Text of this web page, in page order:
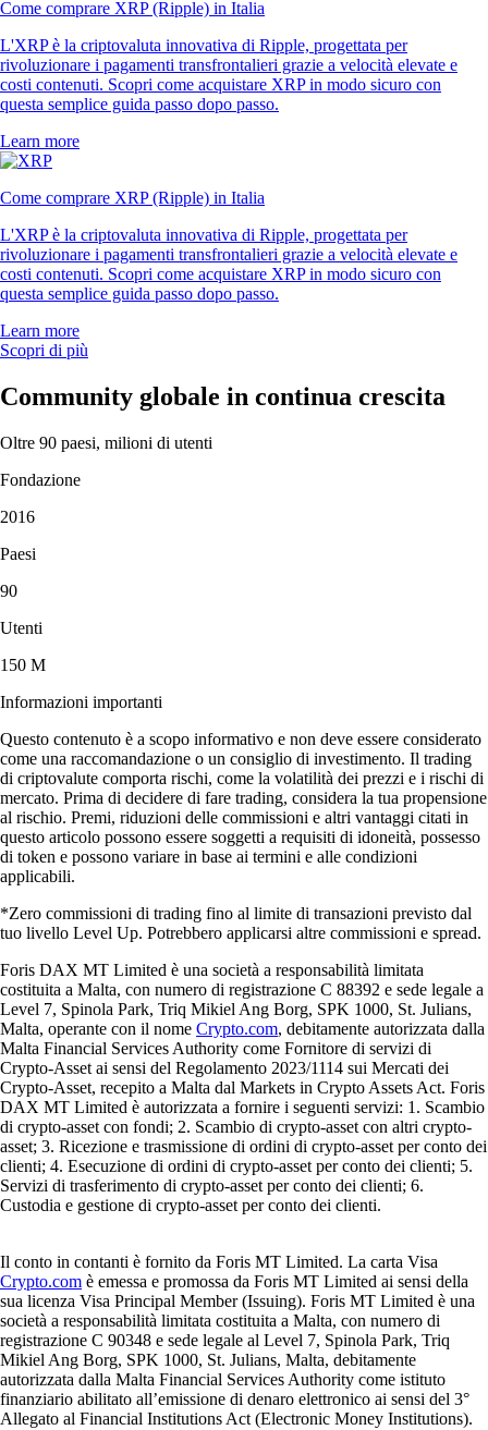
Come comprare XRP (Ripple) in Italia
L'XRP è la criptovaluta innovativa di Ripple, progettata per
rivoluzionare i pagamenti transfrontalieri grazie a velocità elevate e
costi contenuti. Scopri come acquistare XRP in modo sicuro con
questa semplice guida passo dopo passo.
Learn more
Come comprare XRP (Ripple) in Italia
L'XRP è la criptovaluta innovativa di Ripple, progettata per
rivoluzionare i pagamenti transfrontalieri grazie a velocità elevate e
costi contenuti. Scopri come acquistare XRP in modo sicuro con
questa semplice guida passo dopo passo.
Learn more
Scopri di più
Community globale in continua crescita
Oltre 90 paesi, milioni di utenti
Fondazione
2016
Paesi
90
Utenti
150 M
Informazioni importanti
Questo contenuto è a scopo informativo e non deve essere considerato
come una raccomandazione o un consiglio di investimento. Il trading
di criptovalute comporta rischi, come la volatilità dei prezzi e i rischi di
mercato. Prima di decidere di fare trading, considera la tua propensione
al rischio. Premi, riduzioni delle commissioni e altri vantaggi citati in
questo articolo possono essere soggetti a requisiti di idoneità, possesso
di token e possono variare in base ai termini e alle condizioni
applicabili.
*Zero commissioni di trading fino al limite di transazioni previsto dal
tuo livello Level Up. Potrebbero applicarsi altre commissioni e spread.
Foris DAX MT Limited è una società a responsabilità limitata
costituita a Malta, con numero di registrazione C 88392 e sede legale a
Level 7, Spinola Park, Triq Mikiel Ang Borg, SPK 1000, St. Julians,
Malta, operante con il nome Crypto.com, debitamente autorizzata dalla
Malta Financial Services Authority come Fornitore di servizi di
Crypto-Asset ai sensi del Regolamento 2023/1114 sui Mercati dei
Crypto-Asset, recepito a Malta dal Markets in Crypto Assets Act. Foris
DAX MT Limited è autorizzata a fornire i seguenti servizi: 1. Scambio
di crypto-asset con fondi; 2. Scambio di crypto-asset con altri crypto-
asset; 3. Ricezione e trasmissione di ordini di crypto-asset per conto dei
clienti; 4. Esecuzione di ordini di crypto-asset per conto dei clienti; 5.
Servizi di trasferimento di crypto-asset per conto dei clienti; 6.
Custodia e gestione di crypto-asset per conto dei clienti.
Il conto in contanti è fornito da Foris MT Limited. La carta Visa
Crypto.com è emessa e promossa da Foris MT Limited ai sensi della
sua licenza Visa Principal Member (Issuing). Foris MT Limited è una
società a responsabilità limitata costituita a Malta, con numero di
registrazione C 90348 e sede legale al Level 7, Spinola Park, Triq
Mikiel Ang Borg, SPK 1000, St. Julians, Malta, debitamente
autorizzata dalla Malta Financial Services Authority come istituto
finanziario abilitato all’emissione di denaro elettronico ai sensi del 3°
Allegato al Financial Institutions Act (Electronic Money Institutions).